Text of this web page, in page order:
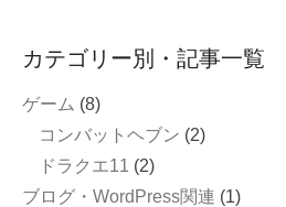
カテゴリー別・記事一覧
ゲーム (8)
コンバットヘブン (2)
ドラクエ11 (2)
ブログ・WordPress関連 (1)